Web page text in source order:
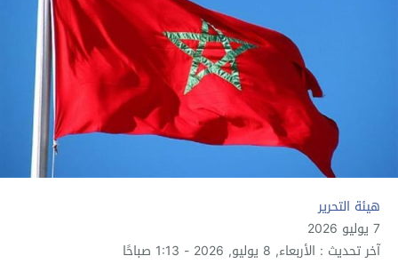
هيئة التحرير
7 يوليو 2026
آخر تحديث : الأربعاء, 8 يوليو, 2026 - 1:13 صباحًا